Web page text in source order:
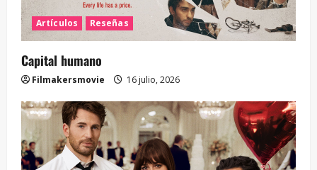
Artículos Reseñas
Capital humano
Filmakersmovie 16 julio, 2026